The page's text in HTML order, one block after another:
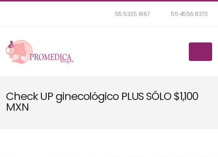
55 5335 1867 55 4556 8373
Check UP ginecológico PLUS SÓLO $1,100
MXN